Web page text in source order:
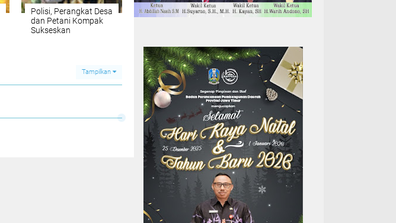
Polisi, Perangkat Desa
dan Petani Kompak
Sukseskan
Tampilkan